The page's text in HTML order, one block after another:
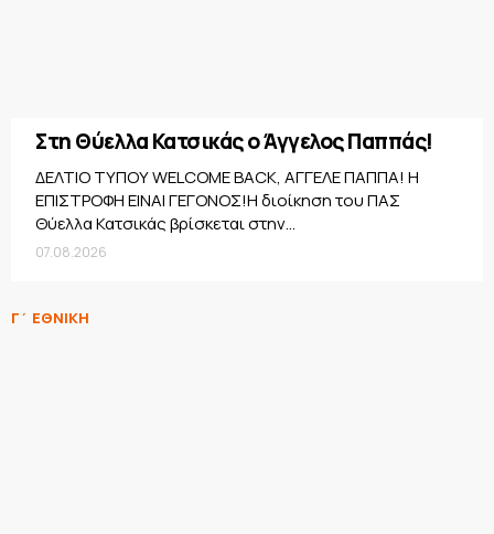
Στη Θύελλα Κατσικάς ο Άγγελος Παππάς!
ΔΕΛΤΙΟ ΤΥΠΟΥ WELCOME BACK, ΑΓΓΕΛΕ ΠΑΠΠΑ! Η
ΕΠΙΣΤΡΟΦΗ ΕΙΝΑΙ ΓΕΓΟΝΟΣ!Η διοίκηση του ΠΑΣ
Θύελλα Κατσικάς βρίσκεται στην...
07.08.2026
Γ΄ ΕΘΝΙΚΗ